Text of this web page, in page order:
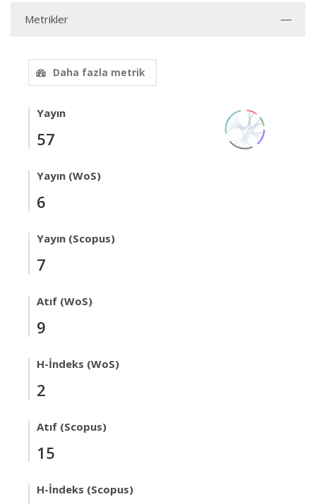
Metrikler
Daha fazla metrik
Yayın
57
Yayın (WoS)
6
Yayın (Scopus)
7
Atıf (WoS)
9
H-İndeks (WoS)
2
Atıf (Scopus)
15
H-İndeks (Scopus)